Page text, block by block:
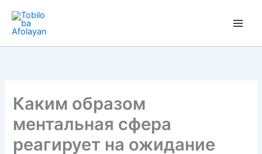
content
Каким образом
ментальная сфера
реагирует на ожидание